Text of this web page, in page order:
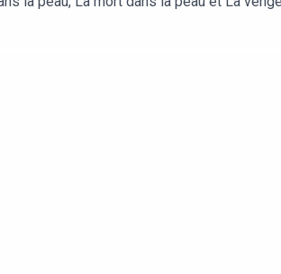
Frantz Fanon sur le traumatique héritage
vieille histoire. Une très vieille histoire